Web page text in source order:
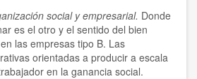
social y empresarial. Donde
es el otro y el sentido del bien
las empresas tipo B. Las
orientadas a producir a escala
en la ganancia social.